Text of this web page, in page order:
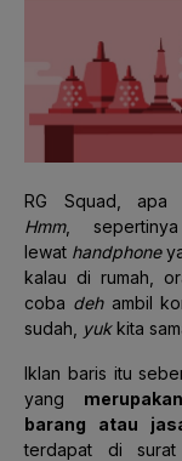
RG Squad, apa
Hmm,
lewat handphone
kalau di rumah,
coba dehambil
sudah,
yukkita
Iklan baris itu
yang
barang atau
terdapat di surat